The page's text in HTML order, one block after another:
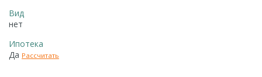
Вид
нет
Ипотека
Да Рассчитать